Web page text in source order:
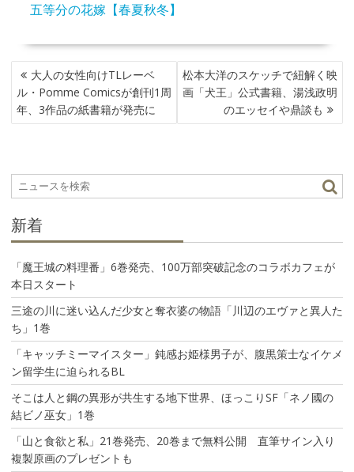
五等分の花嫁【春夏秋冬】
投
稿
ナ
ビ
シ
ョ
大人の女性向けTLレーベ
ル・Pomme Comicsが創刊1周
年、3作品の紙書籍が発売に
松本大洋のスケッチで紐解く映
画「犬王」公式書籍、湯浅政明
のエッセイや鼎談も
新着
「魔王城の料理番」6巻発売、100万部突破記念のコラボカフェが
本日スタート
三途の川に迷い込んだ少女と奪衣婆の物語「川辺のエヴァと異人た
ち」1巻
「キャッチミーマイスター」鈍感お姫様男子が、腹黒策士なイケメ
ン留学生に迫られるBL
そこは人と鋼の異形が共生する地下世界、ほっこりSF「ネノ國の
結ビノ巫女」1巻
「山と食欲と私」21巻発売、20巻まで無料公開 直筆サイン入り
複製原画のプレゼントも